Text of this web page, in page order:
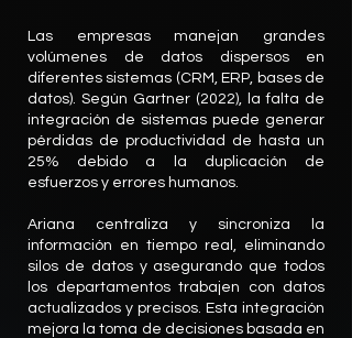
Las empresas manejan grandes
volúmenes de datos dispersos en
diferentes sistemas (CRM, ERP, bases de
datos). Según Gartner (2022), la falta de
integración de sistemas puede generar
pérdidas de productividad de hasta un
25% debido a la duplicación de
esfuerzos y errores humanos.
Ariana centraliza y sincroniza la
información en tiempo real, eliminando
silos de datos y asegurando que todos
los departamentos trabajen con datos
actualizados y precisos. Esta integración
mejora la toma de decisiones basada en